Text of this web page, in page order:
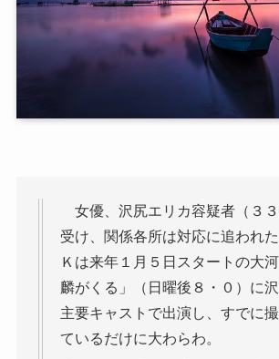
女優、沢尻エリカ容疑者（３
受け、関係各所は対応に追われ
Ｋは来年１月５日スタートの大
麟がくる」（日曜後８・０）に
主要キャストで出演し、すでに
ているだけに大わらわ。